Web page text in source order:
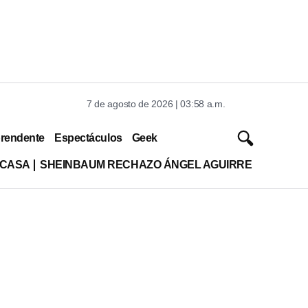
7 de agosto de 2026 | 03:58 a.m.
Espectáculos Geek
SHEINBAUM RECHAZO ÁNGEL AGUIRRE